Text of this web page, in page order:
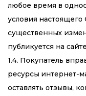
любое время в
условия
существенных
публикуется на
1.4. Покупатель
ресурсы интернет-
оставлять отзывы,